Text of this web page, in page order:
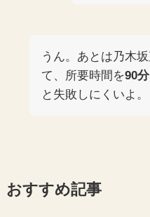
うん。あとは乃木
て、所要時間を90分
と失敗しにくいよ。
おすすめ記事